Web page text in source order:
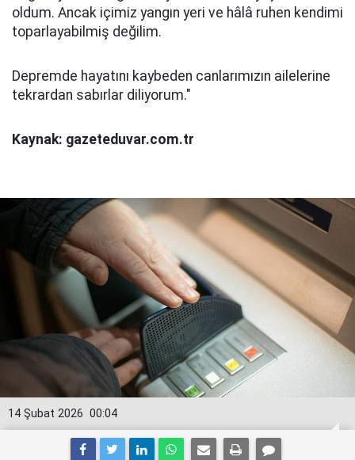
oldum. Ancak içimiz yangın yeri ve hâlâ ruhen kendimi
toparlayabilmiş değilim.
Depremde hayatını kaybeden canlarımızın ailelerine
tekrardan sabırlar diliyorum."
Kaynak: gazeteduvar.com.tr
00:04
14 Şubat 2026